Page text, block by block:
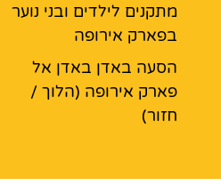
מתקנים לילדים ובני נוער
בפארק אירופה
הסעה באדן באדן אל
פארק אירופה (הלוך /
חזור)